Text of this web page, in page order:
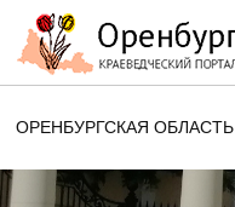
ОРЕНБУРГСКАЯ ОБЛАСТЬ